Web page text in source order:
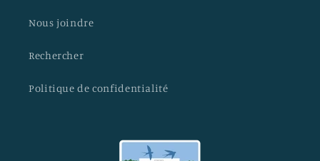
Nous joindre
Rechercher
Politique de confidentialité